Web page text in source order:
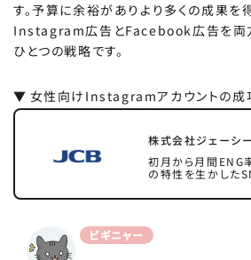
す。予算に余裕がありより多くの成果を
Instagram広告とFacebook広告を両
ひとつの戦略です。
▼ 女性向けInstagramアカウントの成
株式会社ジェーシ
初月から月間ENG
の特性を生かした
ビギニャー